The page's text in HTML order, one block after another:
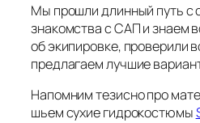
Мы прошли длинный путь с
знакомства с САП и знаем
об экипировке, проверили
предлагаем лучшие
Напомним тезисно про
шьем сухие гидрокостюмы